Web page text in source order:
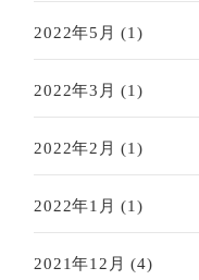
2022年5月 (1)
2022年3月 (1)
2022年2月 (1)
2022年1月 (1)
2021年12月 (4)